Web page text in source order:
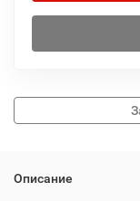
Описание